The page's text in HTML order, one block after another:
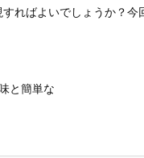
すればよいでしょうか？
と簡単な